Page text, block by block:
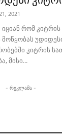
2021
რომ
მოწყობას
კიტრის
მისი...
- რეკლამა -